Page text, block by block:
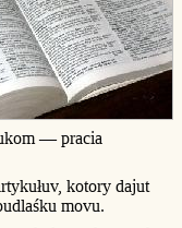
— pracia
kotory dajut
movu.